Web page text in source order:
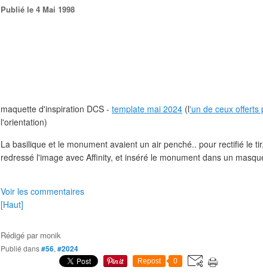
Publié le 4 Mai 1998
maquette d'inspiration DCS - template mai 2024 (l'un de ceux offerts
l'orientation)
La basilique et le monument avaient un air penché.. pour rectifié le
redressé l'image avec Affinity, et inséré le monument dans un
Voir les commentaires
[Haut]
Rédigé par monik
Publié dans#56, #2024
Repost 0